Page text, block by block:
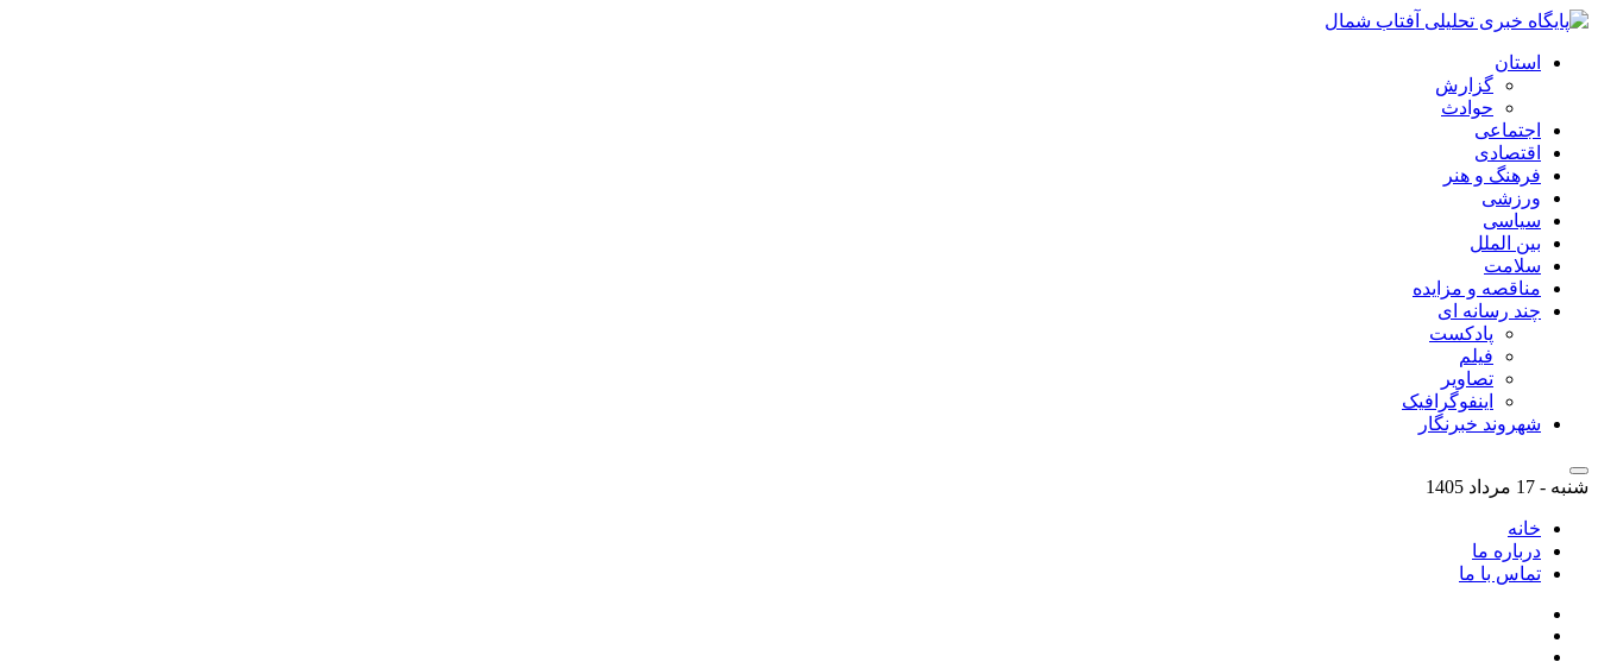
استان
گزارش
حوادث
اجتماعی
اقتصادی
فرهنگ و هنر
ورزشی
سیاسی
بین الملل
سلامت
مناقصه و مزایده
چند رسانه ای
پادکست
فیلم
تصاویر
اینفوگرافیک
شهروند خبرنگار
شنبه - 17 مرداد 1405
خانه
درباره ما
تماس با ما